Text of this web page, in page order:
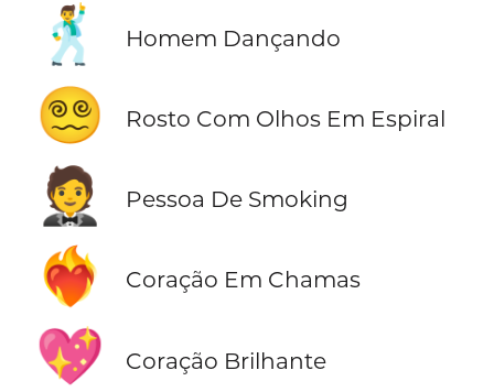
🕺 Homem Dançando
😵‍💫 Rosto Com Olhos Em Espiral
🤵 Pessoa De Smoking
❤️‍🔥 Coração Em Chamas
💖 Coração Brilhante